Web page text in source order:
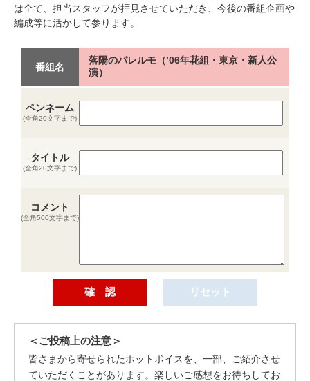
は全て、担当スタッフが拝見させていただき、今後の番組企画や
編成等に活かして参ります。
番組名
落陽のパレルモ（’06年花組・東京・新人公
演）
ペンネーム
(全角20文字まで)
タイトル
(全角20文字まで)
コメント
(全角500文字まで)
＜ご投稿上の注意＞
皆さまから寄せられたホットボイスを、一部、ご紹介させ
ていただくことがあります。楽しいご感想をお待ちしてお